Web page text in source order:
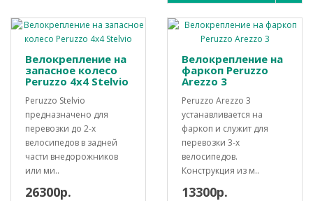
Велокрепление на
запасное колесо
Peruzzo 4x4 Stelvio
Peruzzo Stelvio
предназначено для
перевозки до 2-х
велосипедов в задней
части внедорожников
или ми..
26300р.
Велокрепление на
фаркоп Peruzzo
Arezzo 3
Peruzzo Arezzo 3
устанавливается на
фаркоп и служит для
перевозки 3-х
велосипедов.
Конструкция из м..
13300р.